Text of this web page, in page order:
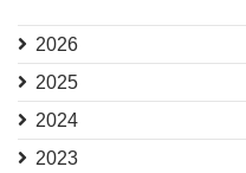
2026
2025
2024
2023